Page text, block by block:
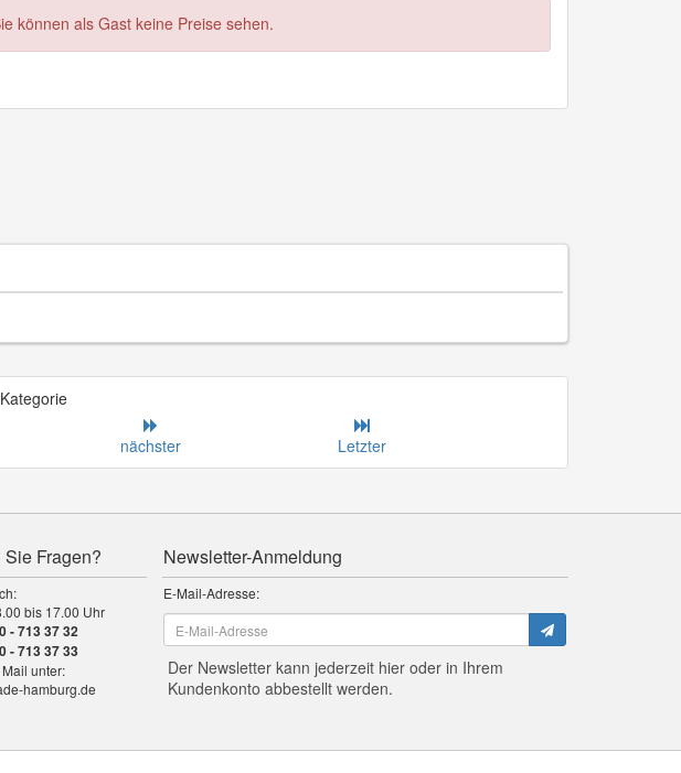
können als Gast keine Preise sehen.
nächster Letzter
Sie Fragen?
bis 17.00 Uhr
- 713 37 32
- 713 37 33
unter:
hamburg.de
Newsletter-Anmeldung
E-Mail-Adresse:
Der Newsletter kann jederzeit hier oder in Ihrem
Kundenkonto abbestellt werden.